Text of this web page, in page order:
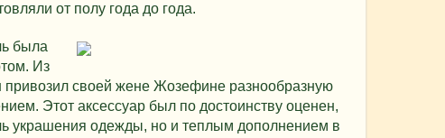
от полу года до года.
была
Из
привозил своей жене Жозефине разнообразную
Этот аксессуар был по достоинству оценен,
украшения одежды, но и теплым дополнением в